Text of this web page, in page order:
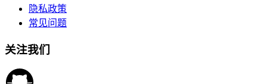
隐私政策
常见问题
关注我们